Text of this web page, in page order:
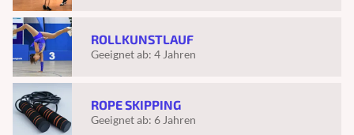
ROLLKUNSTLAUF
Geeignet ab: 4 Jahren
ROPE SKIPPING
Geeignet ab: 6 Jahren